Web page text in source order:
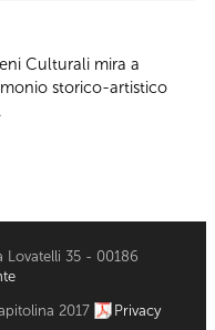
Culturali mira a
storico-artistico
Lovatelli 35 - 00186
2017 Privacy